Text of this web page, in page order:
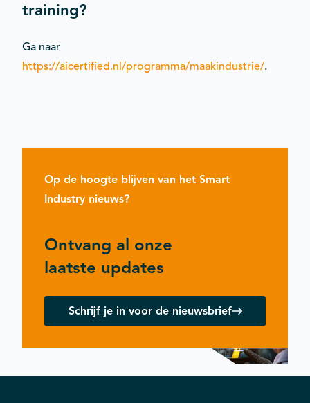
training?
Ga naar
https://aicertified.nl/programma/maakindustrie/.
Op de hoogte blijven van het Smart
Industry nieuws?
Ontvang al onze
laatste updates
Schrijf je in voor de nieuwsbrief